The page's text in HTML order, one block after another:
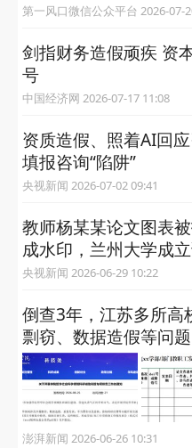
第一风口微信公众平台
剑指财务造假顽疾 资
号
中国经济网 2026-07-17 11:08
资质造假、照着AI回
填报咨询“陷阱”
央视新闻 2026-07-02 09:41
教师杨某某论文图表
成水印，兰州大学成
央视新闻 2026-06-29 10:22
倒查3年，江苏多所高
剽窃、数据造假等问题
澎湃新闻 2026-06-26 10:31